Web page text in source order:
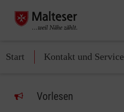
Start Kontakt und Service
Vorlesen